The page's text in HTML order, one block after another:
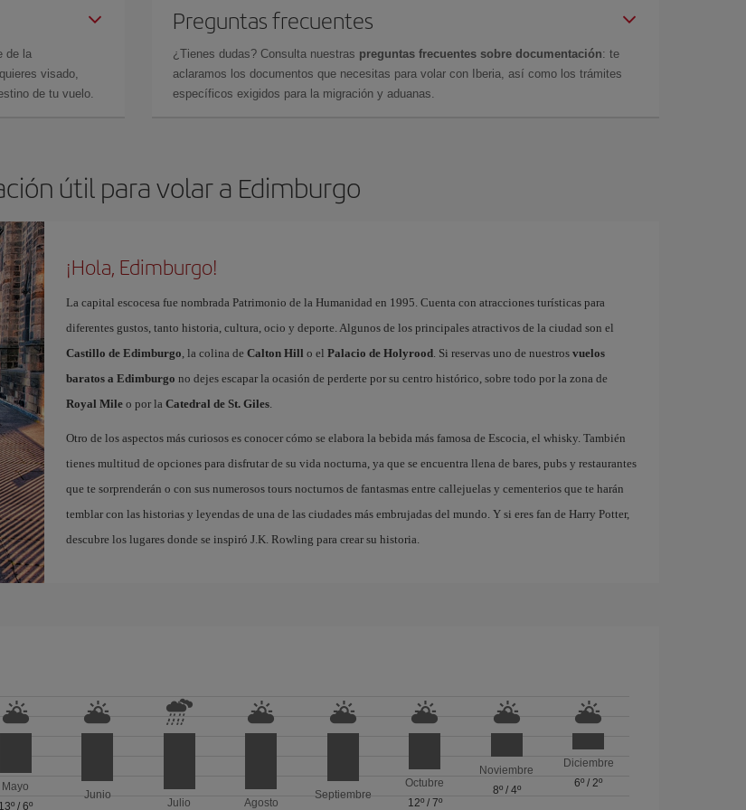
de la
visado,
de tu vuelo.
Preguntas frecuentes
¿Tienes dudas? Consulta nuestras preguntas frecuentes sobre documentación: te
aclaramos los documentos que necesitas para volar con Iberia, así como los trámites
específicos exigidos para la migración y aduanas.
útil para volar a Edimburgo
¡Hola, Edimburgo!
La capital escocesa fue nombrada Patrimonio de la Humanidad en 1995. Cuenta con atracciones turísticas para
diferentes gustos, tanto historia, cultura, ocio y deporte. Algunos de los principales atractivos de la ciudad son el
Castillo de Edimburgo, la colina de Calton Hill o el Palacio de Holyrood. Si reservas uno de nuestros vuelos
baratos a Edimburgo no dejes escapar la ocasión de perderte por su centro histórico, sobre todo por la zona de
Royal Mileo por la Catedral de St. Giles.
Otro de los aspectos más curiosos es conocer cómo se elabora la bebida más famosa de Escocia, el whisky. También
tienes multitud de opciones para disfrutar de su vida nocturna, ya que se encuentra llena de bares, pubs y restaurantes
que te sorprenderán o con sus numerosos tours nocturnos de fantasmas entre callejuelas y cementerios que te harán
temblar con las historias y leyendas de una de las ciudades más embrujadas del mundo. Y si eres fan de Harry Potter,
descubre los lugares donde se inspiró J.K. Rowling para crear su historia.
Mayo
13º /6º
Junio
Julio Agosto
Septiembre
Octubre
12º/ 7º
Noviembre
8º/ 4º
Diciembre
6º / 2º